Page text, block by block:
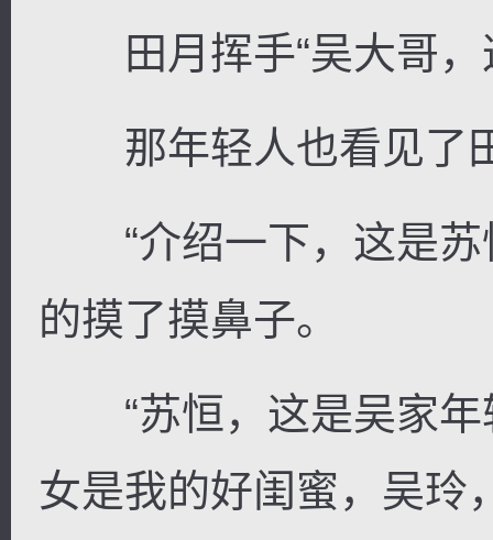
田月挥手“吴大哥，
那年轻人也看见了
“介绍一下，这是苏
的摸了摸鼻子。
“苏恒，这是吴家年
女是我的好闺蜜，吴玲